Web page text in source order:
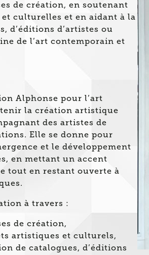
de création, en soutenant
culturelles et en aidant à la
d’éditions d’artistes ou
de l’art contemporain et
Alphonse pour l’art
la création artistique
des artistes de
Elle se donne pour
et le développement
en mettant un accent
tout en restant ouverte à
à travers :
de création,
artistiques et culturels,
de catalogues, d’éditions